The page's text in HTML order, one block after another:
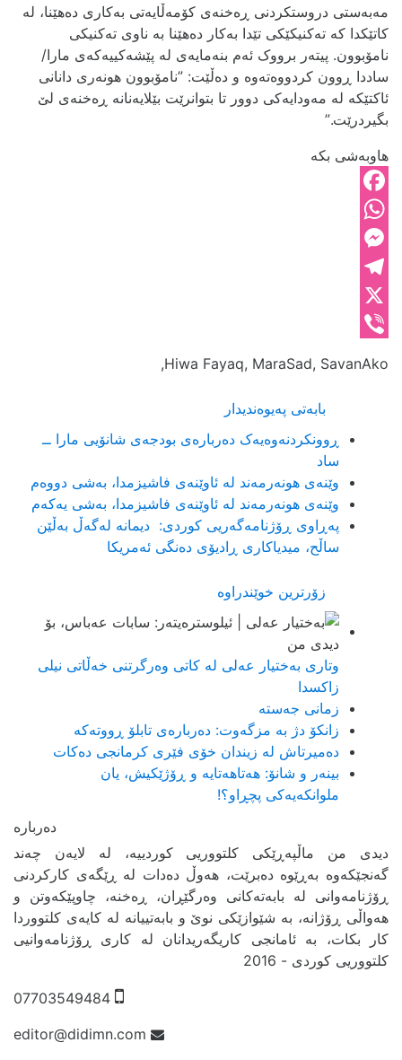
مەبەستی دروستکردنی ڕەخنەی کۆمەڵایەتی بەکاری دەهێنا، لە
کاتێکدا کە تەکنیکێکی تێدا بەکار دەهێنا بە ناوی تەکنیکی
نامۆبوون. پیتەر برووک ئەم بنەمایەی لە پێشەکییەکەی مارا/
ساددا ڕوون کردووەتەوە و دەڵێت: ”نامۆبوون هونەری دانانی
ئاکتێکە لە مەودایەکی دوور تا بتوانرێت بێلایەنانە ڕەخنەی لێ
بگیردرێت.”
هاوبەشی بکە
Facebook
WhatsApp
Messenger
Telegram
X
Hiwa Fayaq, MaraSad, SavanAko,
بابەتی پەیوەندیدار
ڕوونکردنەوەیەک دەربارەی بودجەی شانۆیی مارا ــ
ساد
وێنه‌ی هونه‌رمه‌ند له‌ ئاوێنه‌ی فاشیزمدا، به‌شی دووه‌م
وێنه‌ی هونه‌رمه‌ند له‌ ئاوێنه‌ی فاشیزمدا، به‌شی یه‌كه‌م
پەڕاوی ڕۆژنامەگەریی کوردی: دیمانە لەگەڵ بەڵێن
ساڵح، میدیاکاری ڕادیۆی دەنگی ئەمریکا
زۆرترین خوێندراوە
وتاری بەختیار عەلی لە کاتی وەرگرتنی خەڵاتی نیلی
زاکسدا
زمانی جەستە
زانکۆ دژ بە مزگەوت: دەربارەى تابلۆ ڕووتەکە
ده‌میرتاش له‌ زیندان خۆی فێری كرمانجی ده‌كات
بینەر و شانۆ: هەتاھەتایە و ڕۆژێکیش، یان
ملوانکەیەکی پچڕاو؟!
دیدی من ماڵپەڕێکی کلتووریی کوردییە، لە لایەن چەند
گەنجێكه‌وه‌ بەڕێوە دەبرێت، هەوڵ دەدات لە ڕێگەی کارکردنی
ڕۆژنامەوانی لە بابەتەکانی وەرگێڕان، ڕەخنە، چاوپێکەوتن و
هەواڵی ڕۆژانە، بە شێوازێکی نوێ و بابەتییانە لە کایەی کلتووردا
کار بکات، بە ئامانجی کاریگەریدانان لە کاری ڕۆژنامەوانیی
کلتووریی کوردی - 2016
07703549484
editor@didimn.com